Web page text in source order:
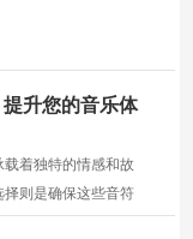
升您的音乐体
着独特的情感和故
则是确保这些音符